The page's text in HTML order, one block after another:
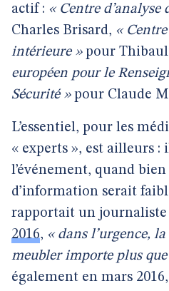
actif : « Centre
Charles Brisard, «
intérieure »pour
européen pour le
Sécurité »pour Claude
L’essentiel, pour les
« experts », est ailleurs :
l’événement, quand
d’information serait
rapportait un journaliste
2016, « dans l’urgence,
meubler importe plus
également en mars